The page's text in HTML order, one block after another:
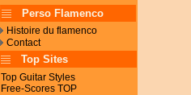
Perso Flamenco
Histoire du flamenco
Contact
Top Sites
Top Guitar Styles
Free-Scores TOP